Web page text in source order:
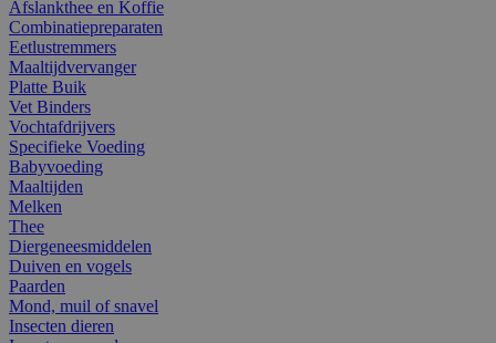
Afslankthee en Koffie
Combinatiepreparaten
Eetlustremmers
Maaltijdvervanger
Platte Buik
Vet Binders
Vochtafdrijvers
Specifieke Voeding
Babyvoeding
Maaltijden
Melken
Thee
Diergeneesmiddelen
Duiven en vogels
Paarden
Mond, muil of snavel
Insecten dieren